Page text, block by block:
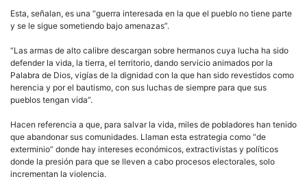
Esta, señalan, es una “guerra interesada en la que el pueblo no tiene parte
y se le sigue sometiendo bajo amenazas”.
“Las armas de alto calibre descargan sobre hermanos cuya lucha ha sido
defender la vida, la tierra, el territorio, dando servicio animados por la
Palabra de Dios, vigías de la dignidad con la que han sido revestidos como
herencia y por el bautismo, con sus luchas de siempre para que sus
pueblos tengan vida”.
Hacen referencia a que, para salvar la vida, miles de pobladores han tenido
que abandonar sus comunidades. Llaman esta estrategia como “de
exterminio” donde hay intereses económicos, extractivistas y políticos
donde la presión para que se lleven a cabo procesos electorales, solo
incrementan la violencia.